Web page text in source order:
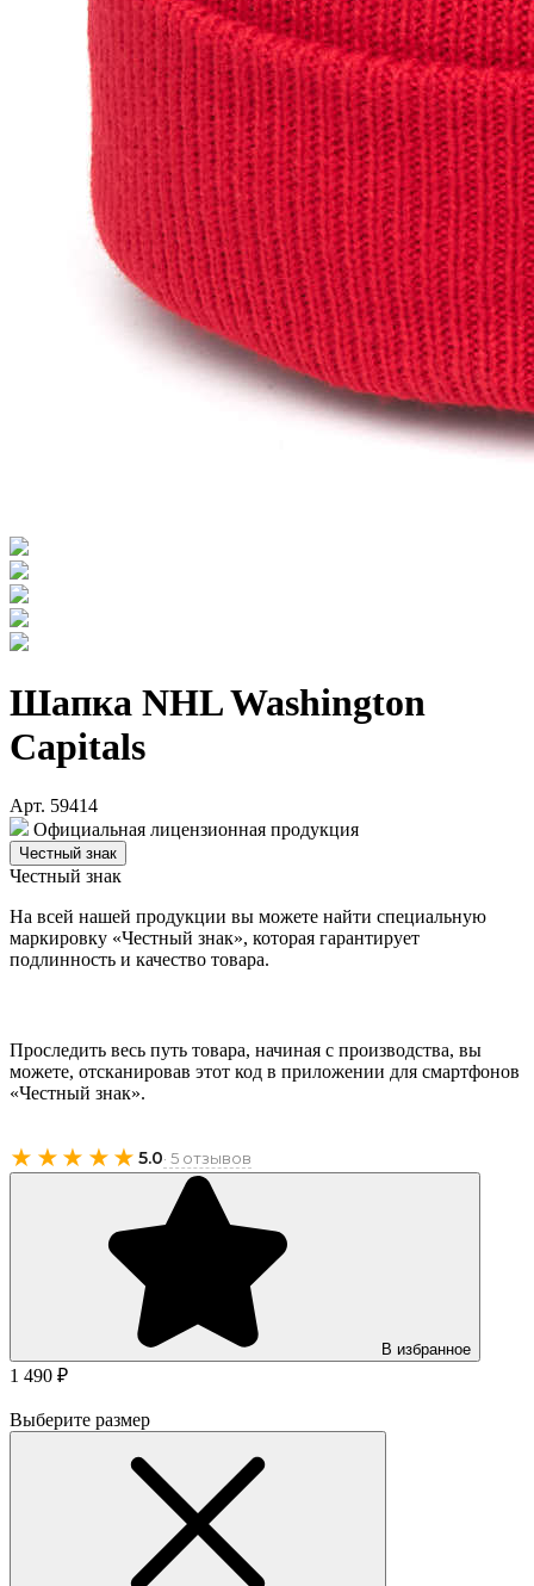
Шапка NHL Washington
Capitals
Арт. 59414
Официальная лицензионная продукция
Честный знак
Честный знак
На всей нашей продукции вы можете найти специальную
маркировку «Честный знак», которая гарантирует
подлинность и качество товара.
Проследить весь путь товара, начиная с производства, вы
можете, отсканировав этот код в приложении для смартфонов
«Честный знак».
★★★★★ 5.0· 5 отзывов
В избранное
1 490 ₽
Выберите размер